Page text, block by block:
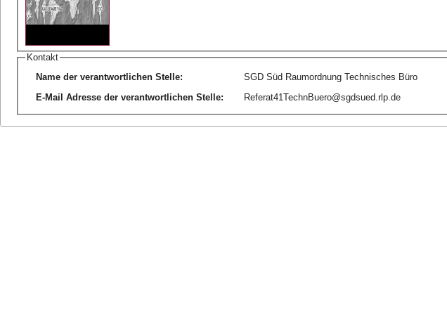
Kontakt
Name der verantwortlichen Stelle:
SGD Süd Raumordnung Technisches Büro
E-Mail Adresse der verantwortlichen Stelle: Referat41TechnBuero@sgdsued.rlp.de